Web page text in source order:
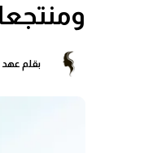
بقلم عهد